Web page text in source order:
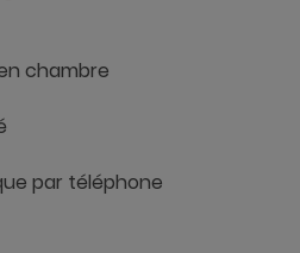
chambre
par téléphone